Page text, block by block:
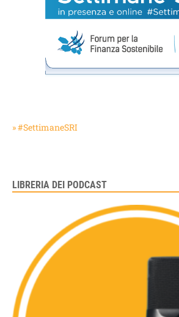
» #SettimaneSRI
LIBRERIA DEI PODCAST